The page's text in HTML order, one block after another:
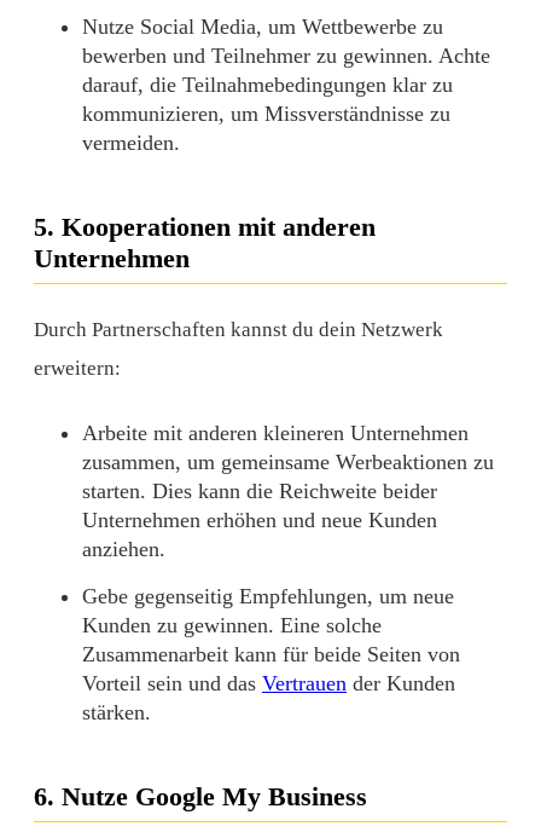
Nutze Social Media, um Wettbewerbe zu
bewerben und Teilnehmer zu gewinnen. Achte
darauf, die Teilnahmebedingungen klar zu
kommunizieren, um Missverständnisse zu
vermeiden.
5. Kooperationen mit anderen
Unternehmen
Durch Partnerschaften kannst du dein Netzwerk
erweitern:
Arbeite mit anderen kleineren Unternehmen
zusammen, um gemeinsame Werbeaktionen zu
starten. Dies kann die Reichweite beider
Unternehmen erhöhen und neue Kunden
anziehen.
Gebe gegenseitig Empfehlungen, um neue
Kunden zu gewinnen. Eine solche
Zusammenarbeit kann für beide Seiten von
Vorteil sein und das Vertrauen der Kunden
stärken.
6. Nutze Google My Business